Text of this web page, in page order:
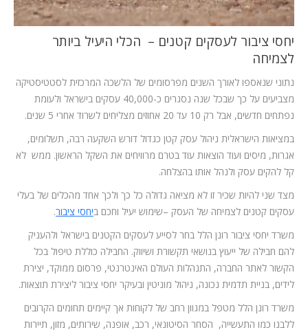
יחסי ציבור לעסקים קטנים – הכלי היעיל ביותר
לצמיחה
נתוני שנאספו לאורך השנים מפרסומים של הלשכה המרכזית לסטטיסטיקה
מצביעים על כך שבכל שנה נסגרים כ-40,000 עסקים בישראל ולעומת
נפתחים חדשים, אבל רק 10 עד 20 אחוזים מצליחים לשרוד אחרי 5 שנים.
במציאות הישראלית ניהול עסק קטן כגדול דורש השקעה רבה, תשלומים,
אגרות, מיסים ועוד הוצאות עוד בטרם מרוויחים את השקל הראשון. ממש לא
קל להקים עסק ולנהל אותו בהצלחה.
מצד שני להיות שכיר זו לא מציאה גדולה כל כך ולכך אחד מהכלים של בעלי
עסקים קטנים לצמיחה של העסק –שימוש יעיל וחכם ביחסי ציבור.
משרד יחסי ציבור רונן הלל בחר לסייע לעסקים הקטנים בישראל ולהעניק
להם חבילה של ייעוץ בנושאי תקשורת ושיווק. החבילה כוללת טיפול בכל
הקשור לאתר החברה, התנהלות העולם האינטרנטי, פרסום ממוקד, יצירת
לידים, בניית תדמית נכונה, ניהול מוניטין ובעיקר יחסי ציבור ליצירת תוצאות.
משרד רונן הלל מטפל במגוון רחב של לקוחות אך קיימים תחומים הקרובים
ללבנו כמו התעשייה, הסחר הסיטונאי, רכב, אופנה, שירותים, מזון, תיירות